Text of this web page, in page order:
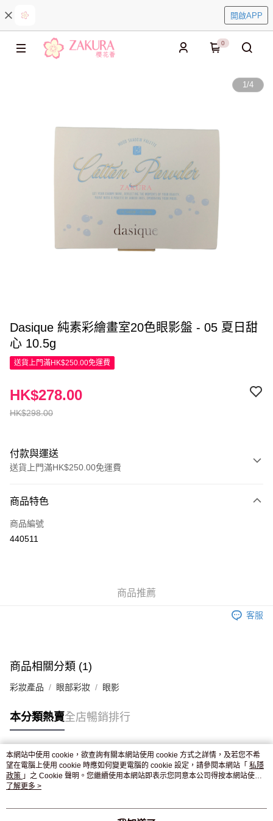
開啟APP
0
1/4
Dasique 純素彩繪畫室20色眼影盤 - 05 夏日甜
心 10.5g
送貨上門滿HK$250.00免運費
HK$298.00
HK$278.00
付款與運送
送貨上門滿HK$250.00免運費
信用卡
Apple Pay
付款後門市自取，訂單確認後2-4個工作天到店，7天內取。逾期後
商品特色
商品編號
440511
商品推薦
客服
商品相關分類 (1)
彩妝產品 眼部彩妝 眼影
本分類熱賣全店暢銷排行
熱門標籤
熱銷排行
本網站中使用 cookie，欲查詢有關本網站使用 cookie 方式之詳情，及若您不希
望在電腦上使用 cookie 時應如何變更電腦的 cookie 設定，請參閱本網站「 私隱
政策 」之 Cookie 聲明。您繼續使用本網站即表示您同意本公司得按本網站使用
條款之 Cookie 聲明使用 cookie。
了解更多 >